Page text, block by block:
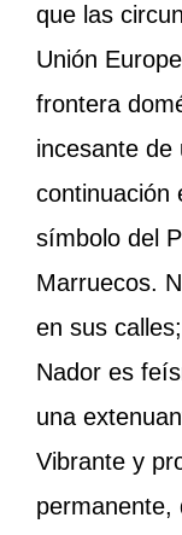
que las
Unión
frontera
incesante de
continuación
símbolo del
Marruecos.
en sus
Nador es
una
Vibrante y
permanente,